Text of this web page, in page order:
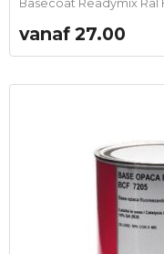
Basecoat Readymix Ral
vanaf 27.00